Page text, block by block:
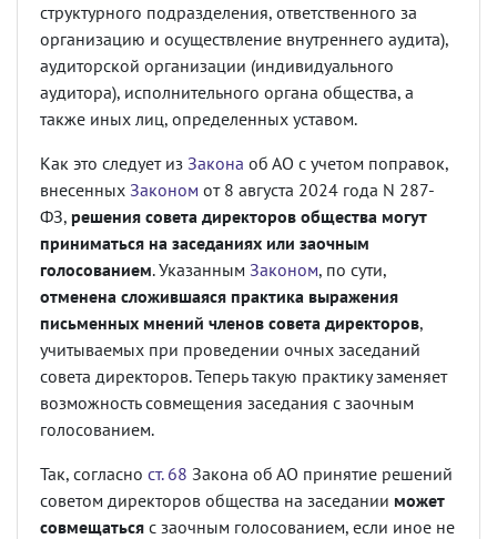
структурного подразделения, ответственного за
организацию и осуществление внутреннего аудита),
аудиторской организации (индивидуального
аудитора), исполнительного органа общества, а
также иных лиц, определенных уставом.
Как это следует из Закона об АО с учетом поправок,
внесенных Законом от 8 августа 2024 года N 287-
ФЗ, решения совета директоров общества могут
приниматься на заседаниях или заочным
голосованием. Указанным Законом, по сути,
отменена сложившаяся практика выражения
письменных мнений членов совета директоров,
учитываемых при проведении очных заседаний
совета директоров. Теперь такую практику заменяет
возможность совмещения заседания с заочным
голосованием.
Так, согласно ст. 68 Закона об АО принятие решений
советом директоров общества на заседании может
совмещаться с заочным голосованием, если иное не